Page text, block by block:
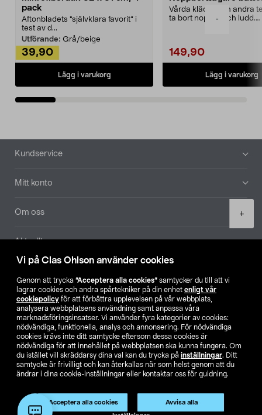
Vi på Clas Ohlson använder cookies
Genom att trycka ”Acceptera alla cookies” samtycker du till att vi
lagrar cookies och andra spårtekniker på din enhet enligt vår
cookiepolicy för att förbättra upplevelsen på vår webbplats,
analysera webbplatsens användning samt anpassa våra
marknadsföringsinsatser. Vi använder fyra kategorier av cookies:
nödvändiga, funktionella, analys och annonsering. För nödvändiga
cookies krävs inte ditt samtycke eftersom dessa cookies är
nödvändiga för att innehållet på webbplatsen ska kunna fungera. Om
du istället vill skräddarsy dina val kan du trycka på inställningar. Ditt
samtycke är frivilligt och kan återkallas när som helst genom att du
ändrar i dina cookie-inställningar eller kontaktar oss för guidning.
Acceptera alla cookies Avvisa alla
-
+
pack
Aftonbladets "självklara favorit” i
test av d...
Utförande: Grå/beige
39,90
Lägg i varukorg
Vårda kläder och andra
ta bort noppor och ludd.
149,90
Lägg i varukorg
Sidfot
Kundservice
Mitt konto
Om oss
Aktuellt
Hitta butik
SE NO FI
Köpvillkor Privacy statement Klubbvillkor
För företag